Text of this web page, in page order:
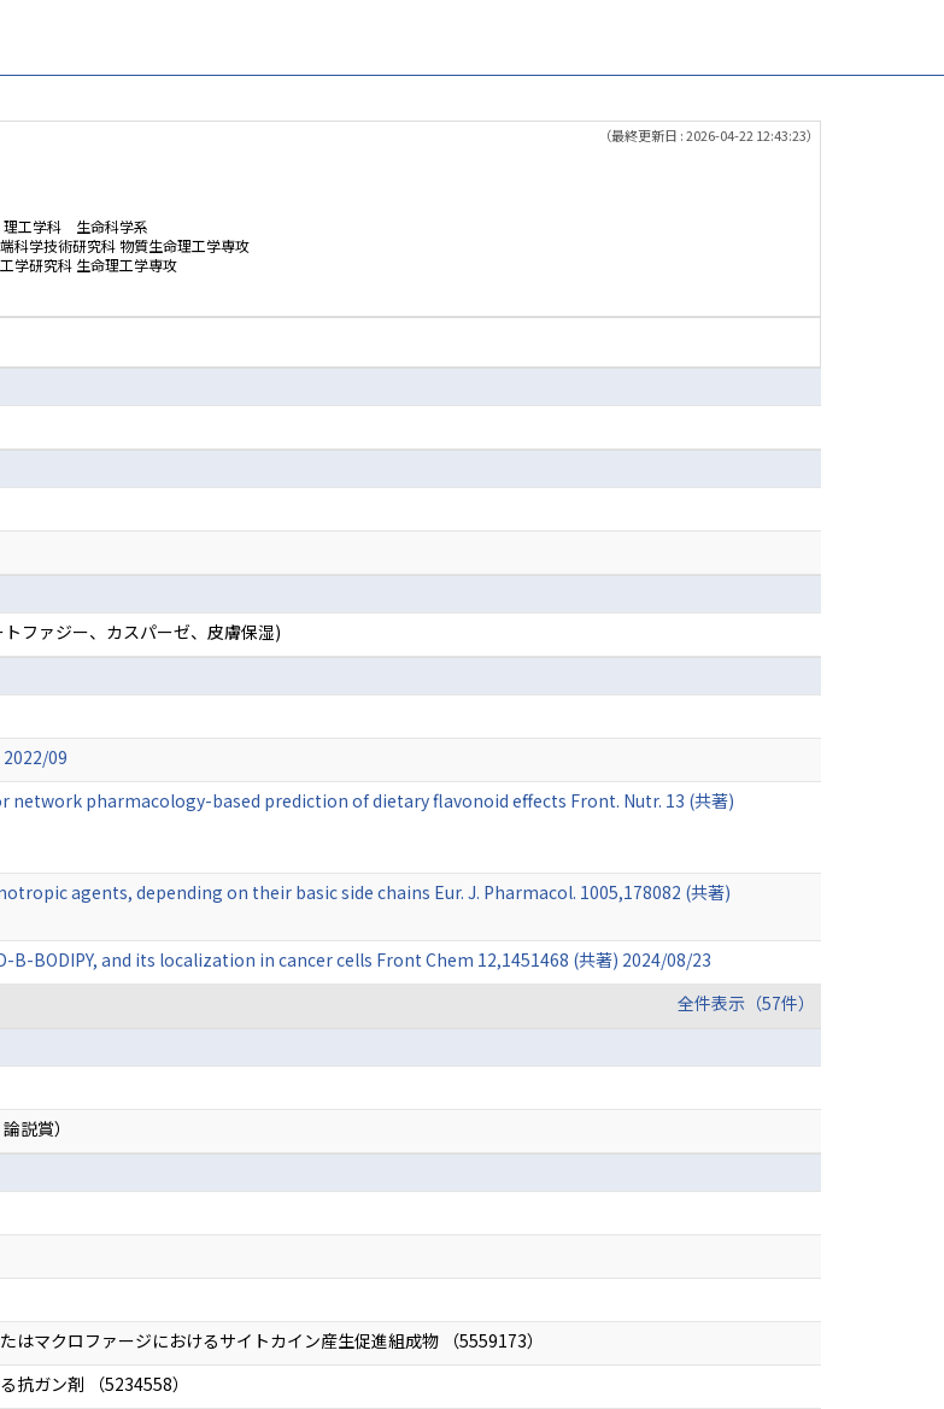
（最終更新日 : 2026-04-22 12:43:23）
理工学科 生命科学系
科学技術研究科 物質生命理工学専攻
学研究科 生命理工学専攻
ファジー、カスパーゼ、皮膚保湿)
09
pharmacology-based prediction of dietary flavonoid effects Front. Nutr. 13 (共著)
agents, depending on their basic side chains Eur. J. Pharmacol. 1005,178082 (共著)
BODIPY, and its localization in cancer cells Front Chem 12,1451468 (共著) 2024/08/23
全件表示（57件）
説賞）
はマクロファージにおけるサイトカイン産生促進組成物 （5559173）
抗ガン剤 （5234558）